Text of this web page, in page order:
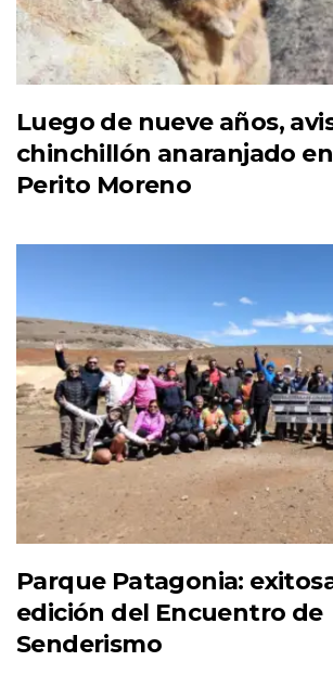
Luego de nueve años,
chinchillón anaranjado en
Perito Moreno
Parque Patagonia:
edición del Encuentro de
Senderismo